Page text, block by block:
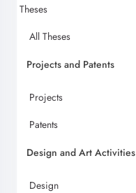
Theses
All Theses
Projects and Patents
Projects
Patents
Design and Art Activities
Design